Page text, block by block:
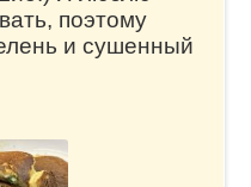
поэтому
и сушенный